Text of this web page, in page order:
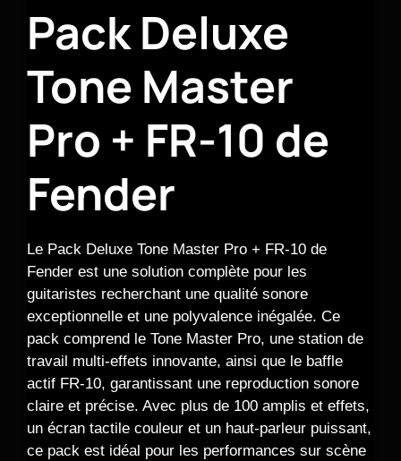
Pack Deluxe
Tone Master
Pro + FR-10 de
Fender
Le Pack Deluxe Tone Master Pro + FR-10 de
Fender est une solution complète pour les
guitaristes recherchant une qualité sonore
exceptionnelle et une polyvalence inégalée. Ce
pack comprend le Tone Master Pro, une station de
travail multi-effets innovante, ainsi que le baffle
actif FR-10, garantissant une reproduction sonore
claire et précise. Avec plus de 100 amplis et effets,
un écran tactile couleur et un haut-parleur puissant,
ce pack est idéal pour les performances sur scène